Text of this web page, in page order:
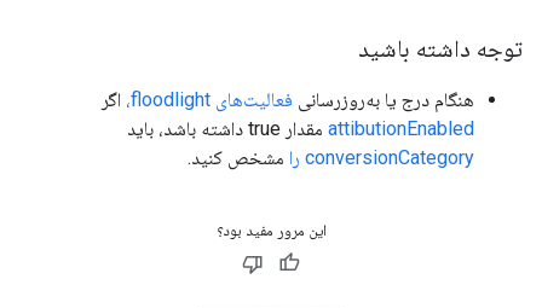
توجه داشته باشید
هنگام درج یا به‌روزرسانی فعالیت‌های floodlight،
اگر
attibutionEnabled مقدار true داشته باشد، باید
conversionCategory را
مشخص کنید.
این مرور مفید بود؟